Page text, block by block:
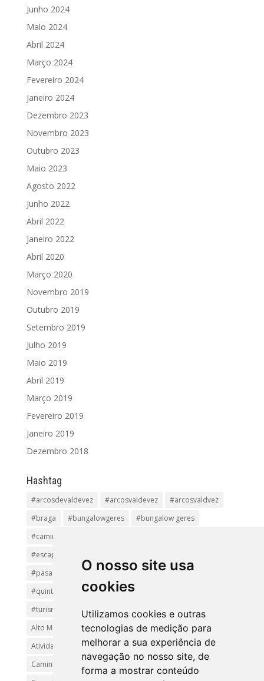
O nosso site usa
cookies
Utilizamos cookies e outras
tecnologias de medição para
melhorar a sua experiência de
navegação no nosso site, de
forma a mostrar conteúdo
Junho 2024
Maio 2024
Abril 2024
Março 2024
Fevereiro 2024
Janeiro 2024
Dezembro 2023
Novembro 2023
Outubro 2023
Maio 2023
Agosto 2022
Junho 2022
Abril 2022
Janeiro 2022
Abril 2020
Março 2020
Novembro 2019
Outubro 2019
Setembro 2019
Julho 2019
Maio 2019
Abril 2019
Março 2019
Fevereiro 2019
Janeiro 2019
Dezembro 2018
Hashtag
#arcosdevaldevez #arcosvaldevez
#arcosvaldvez
#braga
#bungalowgeres
#bungalow geres
#caminhadas
#escapadinha
#pasadiços
#passadiçosdovez
#penedageres
#quintalamosa
#religião
#turismoreligioso
#turismorural
#vianadocastelo
Alto Minho
Arcos de Valdevez.
Arcos Valdevez
Atividades e Passeios
aventura
Caminhadas e Passeio
Caminho de Santiago
Caminho Minhoto Ribeiro